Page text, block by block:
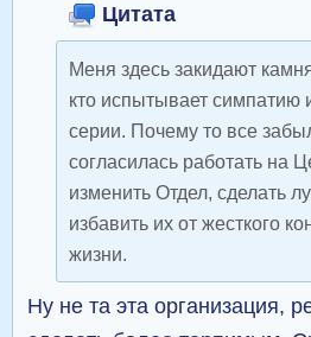
Цитата
Меня здесь закидают
кто испытывает симпатию
серии. Почему то все
согласилась работать на
изменить Отдел, сделать
избавить их от жесткого
жизни.
Ну не та эта организация,